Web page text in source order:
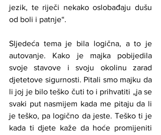
jezik, te riječi nekako oslobađaju dušu
od boli i patnje“.
Sljedeća tema je bila logična, a to je
autovanje. Kako je majka pobijedila
svoje stavove i svoju okolinu zarad
djetetove sigurnosti. Pitali smo majku da
li joj je bilo teško čuti to i prihvatiti „ja se
svaki put nasmijem kada me pitaju da li
je teško, pa logično da jeste. Teško ti je
kada ti djete kaže da hoće promijeniti